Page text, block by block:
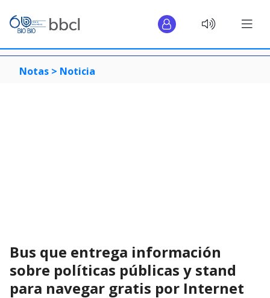
Notas > Noticia
Bus que entrega información
sobre políticas públicas y stand
para navegar gratis por Internet